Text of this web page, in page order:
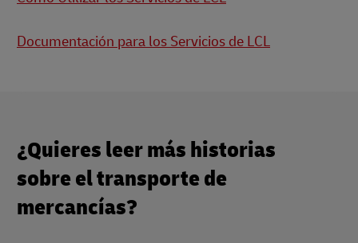
Documentación para los Servicios de LCL
¿Quieres leer más historias
sobre el transporte de
mercancías?